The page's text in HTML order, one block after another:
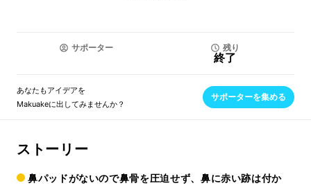
サポーター 残り
終了
あなたもアイデアを
Makuakeに出してみませんか？
サポーターを集める
ストーリー
鼻パッドがないので鼻骨を圧迫せず、鼻に赤い跡は付か